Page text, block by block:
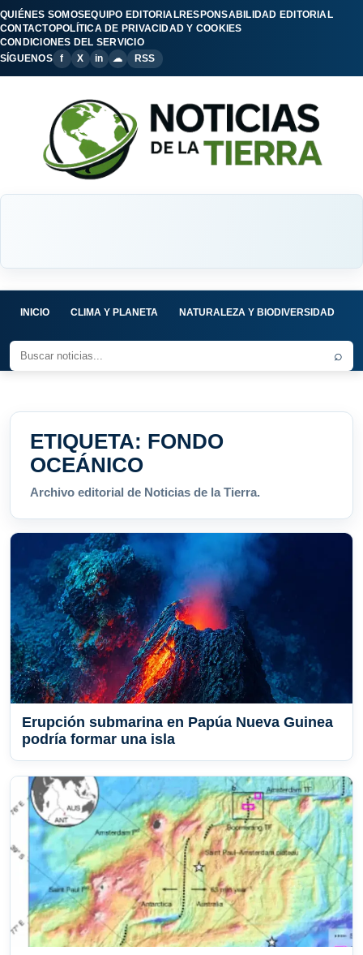
QUIÉNES SOMOSEQUIPO EDITORIALRESPONSABILIDAD EDITORIAL
CONTACTOPOLÍTICA DE PRIVACIDAD Y COOKIES
CONDICIONES DEL SERVICIO
SÍGUENOS
f X in ☁ RSS
INICIO CLIMA Y PLANETA NATURALEZA Y BIODIVERSIDAD
⌕
ETIQUETA: FONDO
OCEÁNICO
Archivo editorial de Noticias de la Tierra.
Erupción submarina en Papúa Nueva Guinea
podría formar una isla